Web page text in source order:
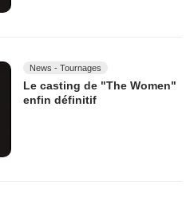
News - Tournages
Le casting de "The Women"
enfin définitif